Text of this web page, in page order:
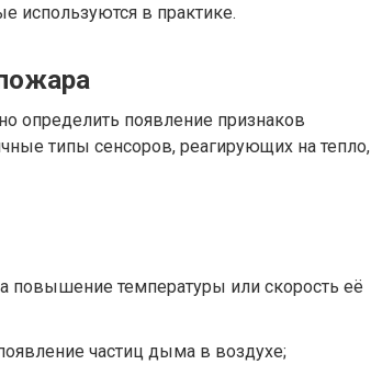
используются в практике.
определить появление признаков
типы сенсоров, реагирующих на тепло,
повышение температуры или скорость её
частиц дыма в воздухе;